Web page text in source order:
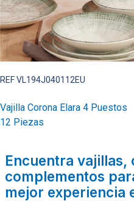
REF VL194J040112EU
Vajilla Corona Elara 4 Puestos
12 Piezas
Encuentra vajillas,
complementos
mejor experiencia